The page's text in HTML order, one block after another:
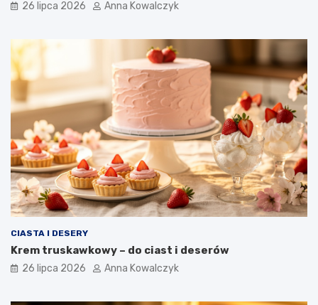
26 lipca 2026 Anna Kowalczyk
CIASTA I DESERY
Krem truskawkowy – do ciast i deserów
26 lipca 2026 Anna Kowalczyk